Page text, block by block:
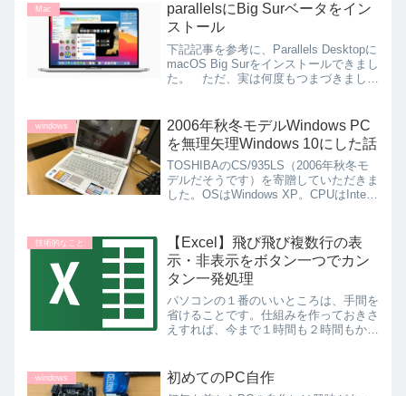
Mac
parallelsにBig Surベータをイン
ストール
下記記事を参考に、Parallels Desktopに
macOS Big Surをインストールできまし
た。 ただ、実は何度もつまづきまし
が表示されているだけでさっぱり進...
windows
2006年秋冬モデルWindows PC
を無理矢理Windows 10にした話
TOSHIBAのCS/935LS（2006年秋冬モ
デルだそうです）を寄贈していただきま
した。OSはWindows XP。CPUはIntel
技術的なこと
【Excel】飛び飛び複数行の表
示・非表示をボタン一つでカン
タン一発処理
パソコンの１番のいいところは、手間を
省けることです。仕組みを作っておきさ
えすれば、今まで１時間も２時間もかか
いい例が（捕れたての活きのいいヤツ
（笑））が入りましたのでお...
windows 初めてのPC自作